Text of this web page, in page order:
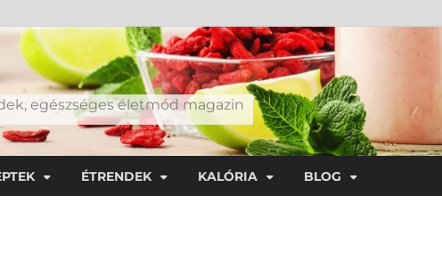
egészséges életmód magazin
ÉTRENDEK KALÓRIA BLOG